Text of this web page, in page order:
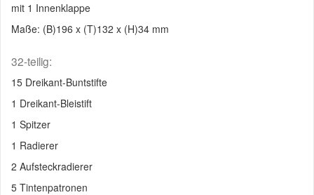
mit 1 Innenklappe
Maße: (B)196 x (T)132 x (H)34 mm
32-teilig:
15 Dreikant-Buntstifte
1 Dreikant-Bleistift
1 Spitzer
1 Radierer
2 Aufsteckradierer
5 Tintenpatronen